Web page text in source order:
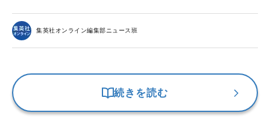
集英社オンライン編集部ニュース班
続きを読む